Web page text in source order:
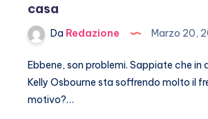
casa
Da Redazione Marzo 20,
Ebbene, son problemi. Sappiate che in
Kelly Osbourne sta soffrendo molto il
motivo?…